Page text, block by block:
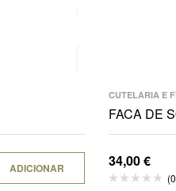
ADICIONAR
CUTELARIA E
FACA DE
34,00€